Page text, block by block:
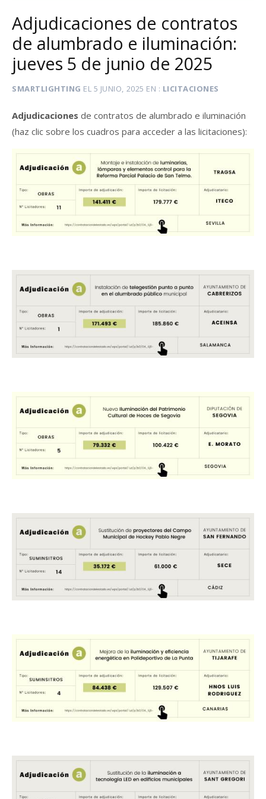
Adjudicaciones de contratos
de alumbrado e iluminación:
jueves 5 de junio de 2025
SMARTLIGHTING EL 5 JUNIO, 2025 EN LICITACIONES
Adjudicaciones de contratos de alumbrado e iluminación
(haz clic sobre los cuadros para acceder a las licitaciones):